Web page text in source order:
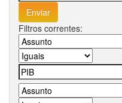
Filtros correntes: